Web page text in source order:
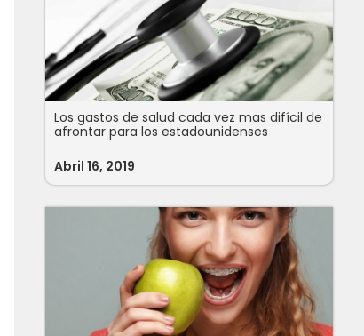
Los gastos de salud cada vez mas difícil de
afrontar para los estadounidenses
Abril 16, 2019